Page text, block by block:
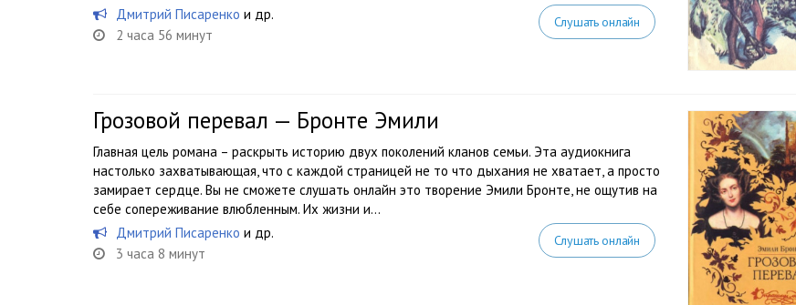
Дмитрий Писаренко и др.
2 часа 56 минут
Слушать онлайн
Грозовой перевал — Бронте Эмили
Главная цель романа – раскрыть историю двух поколений кланов семьи. Эта аудиокнига
настолько захватывающая, что с каждой страницей не то что дыхания не хватает, а просто
замирает сердце. Вы не сможете слушать онлайн это творение Эмили Бронте, не ощутив на
себе сопереживание влюбленным. Их жизни и...
Дмитрий Писаренко и др.
3 часа 8 минут
Слушать онлайн